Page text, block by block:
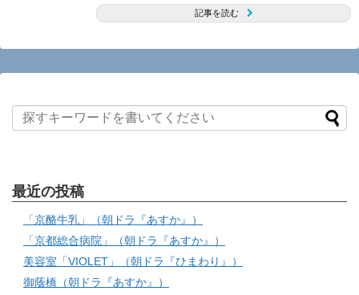
記事を読む
最近の投稿
「京酪牛乳」（朝ドラ『あすか』）
「京都総合病院」（朝ドラ『あすか』）
美容室「VIOLET」（朝ドラ『ひまわり』）
御蔭橋（朝ドラ『あすか』）